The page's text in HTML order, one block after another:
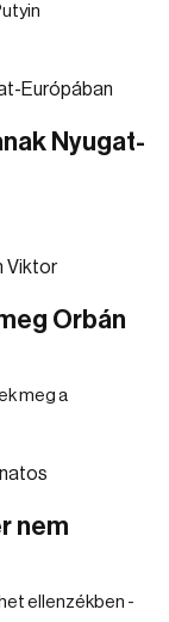
Nyugat-
Orbán
meg a
nem
ellenzékben -